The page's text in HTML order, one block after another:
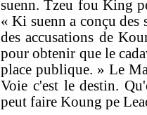
suenn. Tzeu fou King
« Ki suenn a conçu des
des accusations de
pour obtenir que le
place publique. » Le
Voie c'est le destin.
peut faire Koung pe